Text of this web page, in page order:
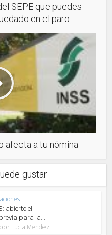
SEPE que puedes
en el paro
afecta a tu nómina
gustar
abierto el
para la...
por Lucia Mendez